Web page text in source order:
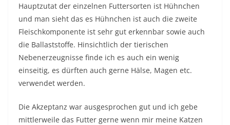
Hauptzutat der einzelnen Futtersorten ist Hühnchen
und man sieht das es Hühnchen ist auch die zweite
Fleischkomponente ist sehr gut erkennbar sowie auch
die Ballaststoffe. Hinsichtlich der tierischen
Nebenerzeugnisse finde ich es auch ein wenig
einseitig, es dürften auch gerne Hälse, Magen etc.
verwendet werden.
Die Akzeptanz war ausgesprochen gut und ich gebe
mittlerweile das Futter gerne wenn mir meine Katzen